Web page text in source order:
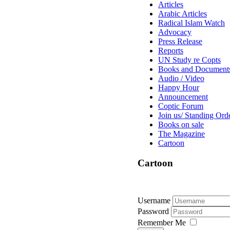
Articles
Arabic Articles
Radical Islam Watch
Advocacy
Press Release
Reports
UN Study re Copts
Books and
Audio / Video
Happy Hour
Announcement
Coptic Forum
Join us/ Standing
Books on sale
The Magazine
Cartoon
Cartoon
Username
Password
Remember Me